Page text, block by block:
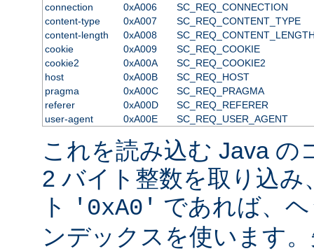
connection
0xA006
SC_REQ_CONNECTION
content-type
0xA007
SC_REQ_CONTENT_TYPE
content-length
0xA008
cookie
0xA009
SC_REQ_COOKIE
cookie2
0xA00A
SC_REQ_COOKIE2
host
0xA00B
SC_REQ_HOST
pragma
0xA00C
SC_REQ_PRAGMA
referer
0xA00D
SC_REQ_REFERER
user-agent
0xA00E SC_REQ_USER_AGENT
これを読み込む Java の
2 バイト整数を取り込
ト
'0xA0' であれば、
ンデックスを使います